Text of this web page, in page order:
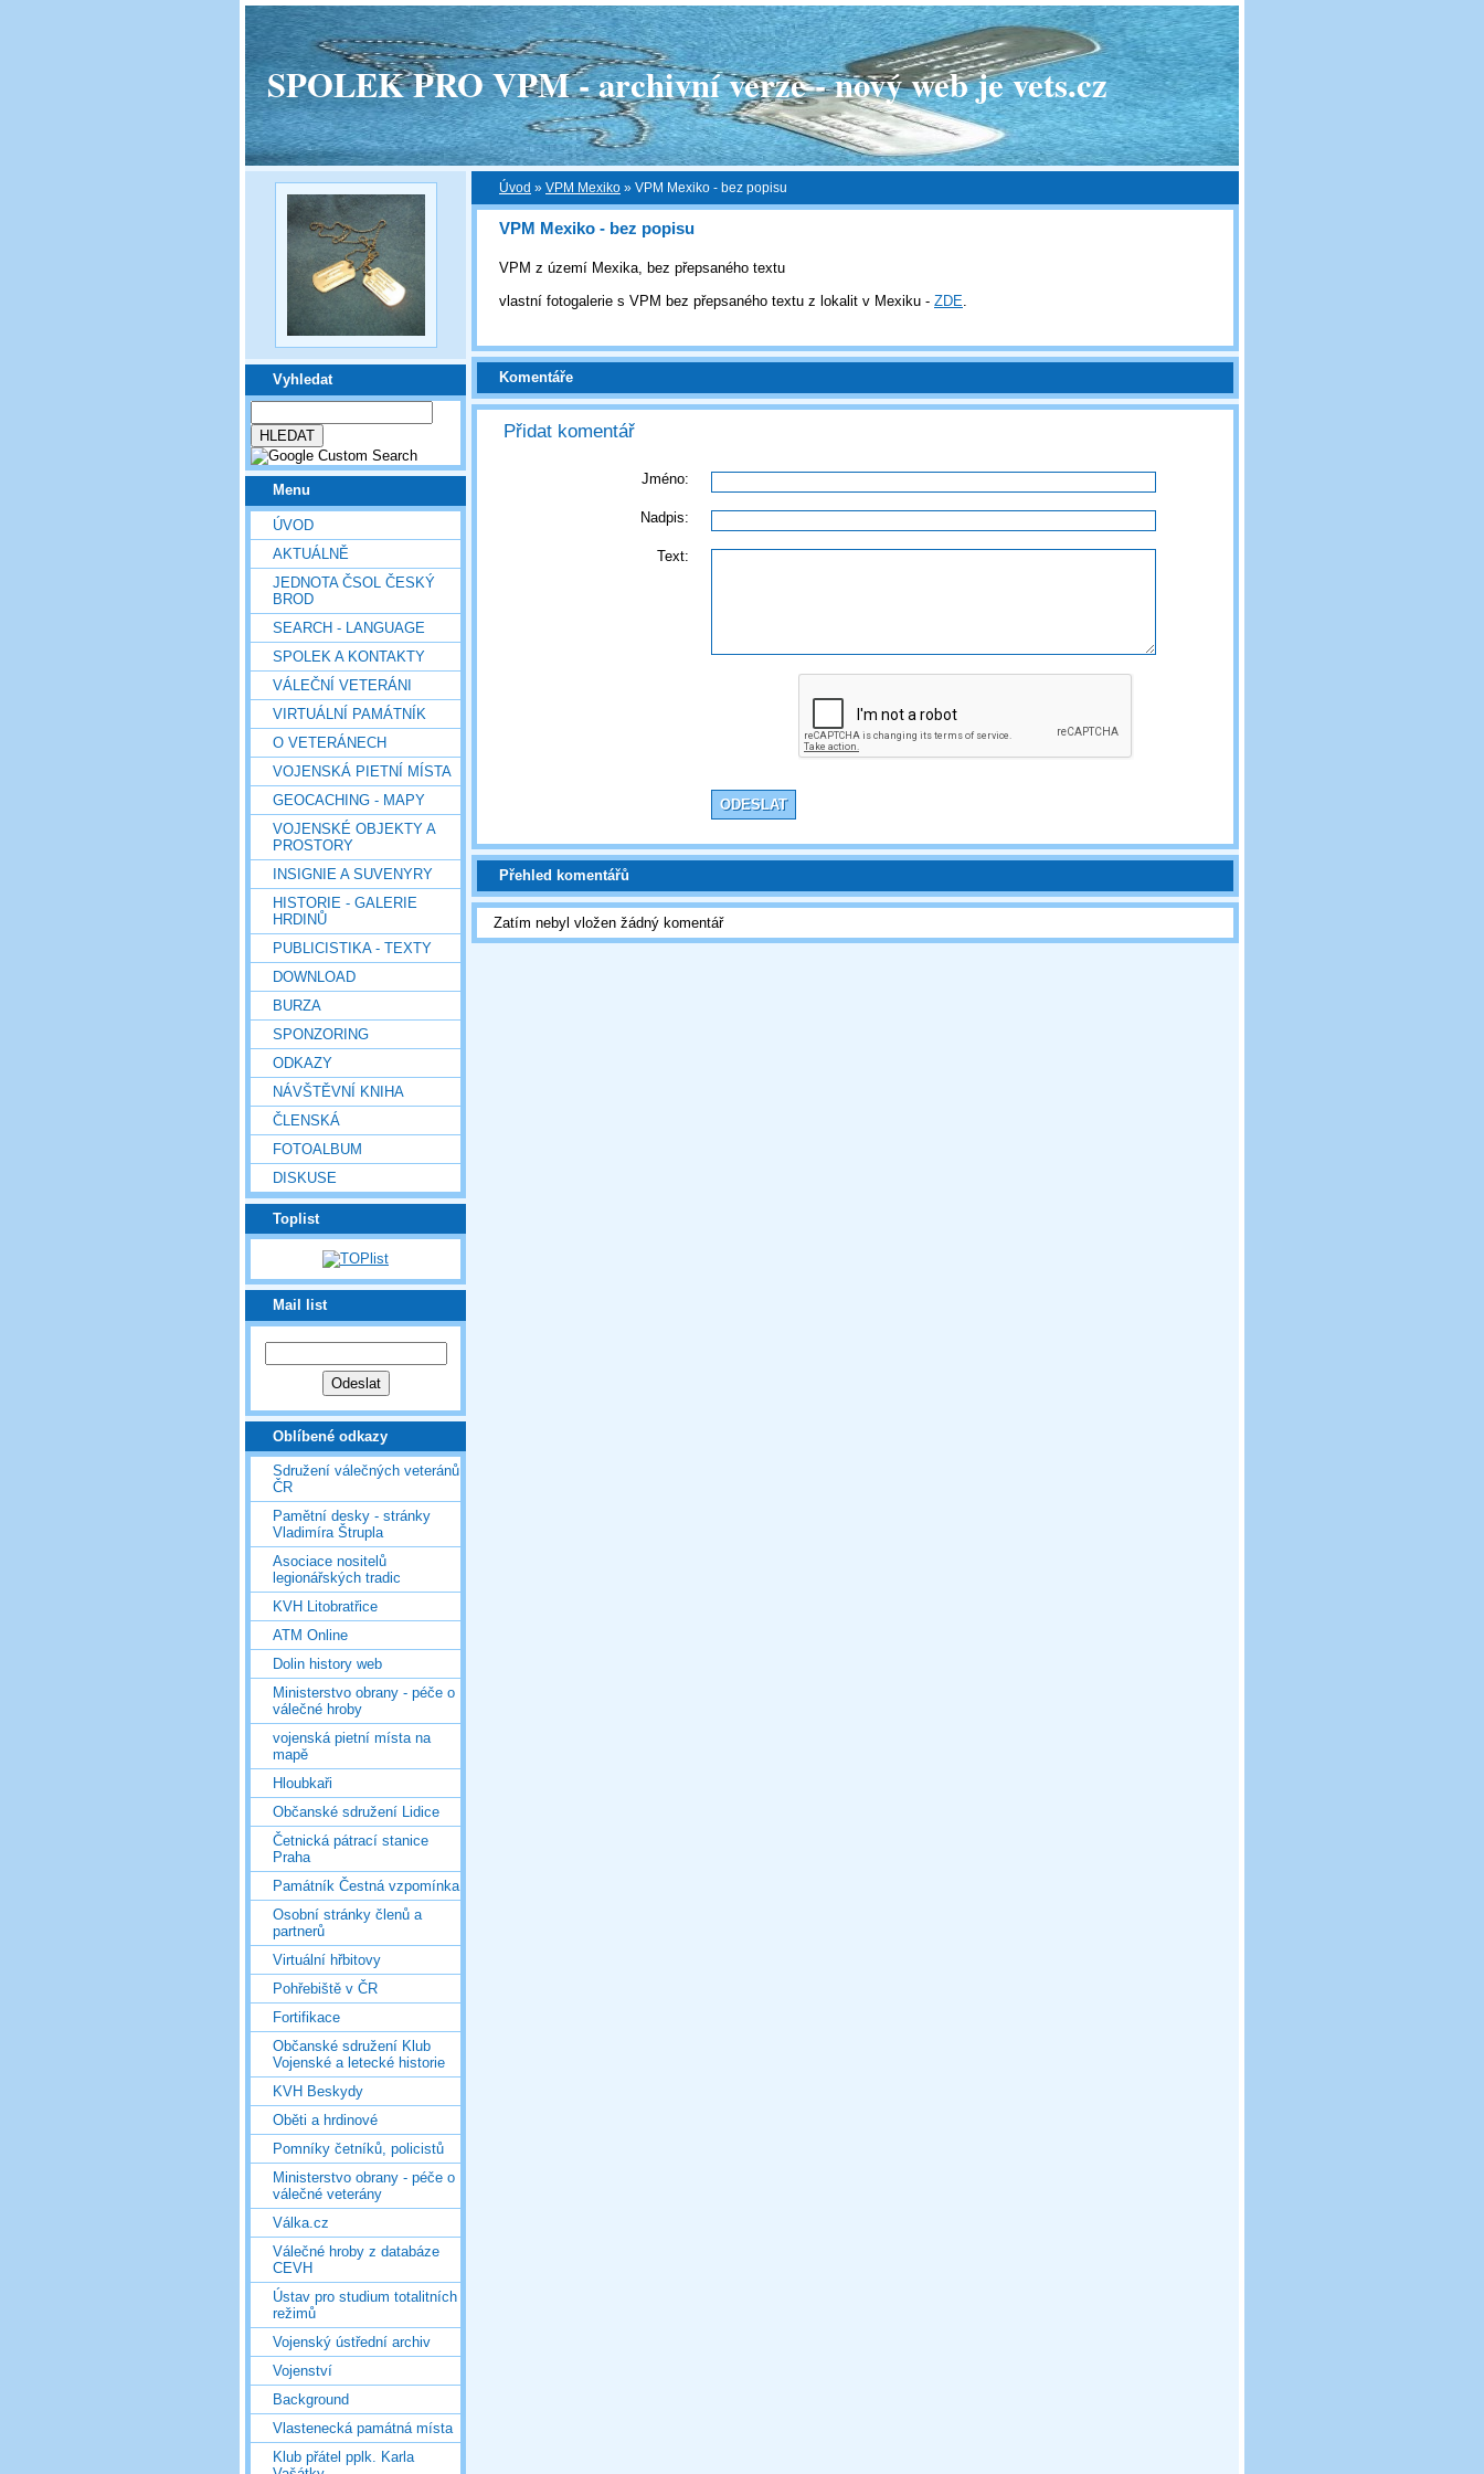
SPOLEK PRO VPM - archivní verze - nový web je vets.cz
Vyhledat
Menu
ÚVOD
AKTUÁLNĚ
JEDNOTA ČSOL ČESKÝ
BROD
SEARCH - LANGUAGE
SPOLEK A KONTAKTY
VÁLEČNÍ VETERÁNI
VIRTUÁLNÍ PAMÁTNÍK
O VETERÁNECH
VOJENSKÁ PIETNÍ MÍSTA
GEOCACHING - MAPY
VOJENSKÉ OBJEKTY A
PROSTORY
INSIGNIE A SUVENYRY
HISTORIE - GALERIE
HRDINŮ
PUBLICISTIKA - TEXTY
DOWNLOAD
BURZA
SPONZORING
ODKAZY
NÁVŠTĚVNÍ KNIHA
ČLENSKÁ
FOTOALBUM
DISKUSE
Toplist
Mail list
Oblíbené odkazy
Sdružení válečných veteránů
ČR
Pamětní desky - stránky
Vladimíra Štrupla
Asociace nositelů
legionářských tradic
KVH Litobratřice
ATM Online
Dolin history web
Ministerstvo obrany - péče o
válečné hroby
vojenská pietní místa na
mapě
Hloubkaři
Občanské sdružení Lidice
Četnická pátrací stanice
Praha
Památník Čestná vzpomínka
Osobní stránky členů a
partnerů
Virtuální hřbitovy
Pohřebiště v ČR
Fortifikace
Občanské sdružení Klub
Vojenské a letecké historie
KVH Beskydy
Oběti a hrdinové
Pomníky četníků, policistů
Ministerstvo obrany - péče o
válečné veterány
Válka.cz
Válečné hroby z databáze
CEVH
Ústav pro studium totalitních
režimů
Vojenský ústřední archiv
Vojenství
Background
Vlastenecká památná místa
Klub přátel pplk. Karla
Úvod » VPM Mexiko » VPM Mexiko - bez popisu
VPM Mexiko - bez popisu
VPM z území Mexika, bez přepsaného textu
vlastní fotogalerie s VPM bez přepsaného textu z lokalit v Mexiku - ZDE.
Komentáře
Přidat komentář
Jméno:
Nadpis:
Text:
Přehled komentářů
Zatím nebyl vložen žádný komentář